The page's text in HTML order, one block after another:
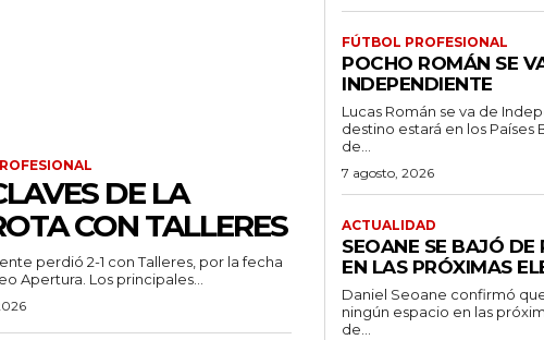
DE LA
CON TALLERES
perdió 2-1 con Talleres, por la fecha
Apertura. Los principales...
FÚTBOL PROFESIONAL
POCHO ROMÁN SE
INDEPENDIENTE
Lucas Román se va de
destino estará en los Países Bajos.
de...
7 agosto, 2026
ACTUALIDAD
SEOANE SE BAJÓ DE
EN LAS PRÓXIMAS
Daniel Seoane confirmó
ningún espacio en las
de...